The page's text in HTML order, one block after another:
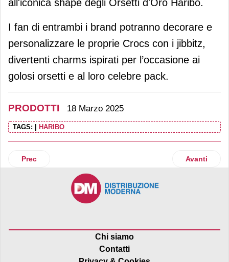
all'iconica shape degli Orsetti d'Oro Haribo.
I fan di entrambi i brand potranno decorare e
personalizzare le proprie Crocs con i jibbitz,
divertenti charms ispirati per l’occasione ai
golosi orsetti e al loro celebre pack.
PRODOTTI 18 Marzo 2025
TAGS: HARIBO
Articolo precedente: Sgambaro presenta PastaSole, la
Prec Articolo
Avanti
Chi siamo
Contatti